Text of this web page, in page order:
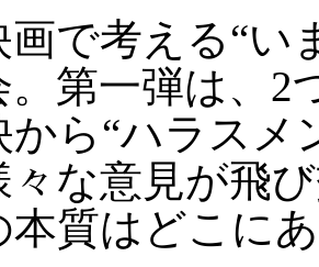
で考える“い
。第一弾は、
から“ハラスメ
々な意見が飛
本質はどこに